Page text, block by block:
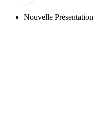
Nouvelle Présentation